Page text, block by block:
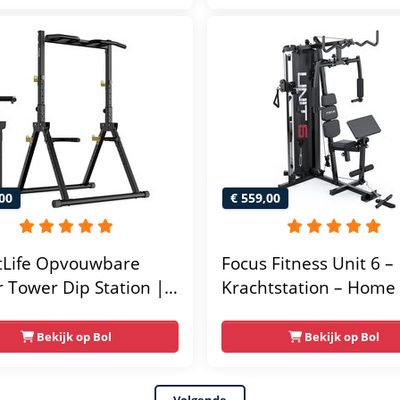
- Thuis Sporten
- Geschikt voor
- Tot 150 kg
Opvouwbare
Tower Dip Station |
met dipbars en
|
Krachttoren |
Bekijk op Bol
€ 559,00
Focus Fitness Unit 6 –
Krachtstation – Home
Bekijk op Bol